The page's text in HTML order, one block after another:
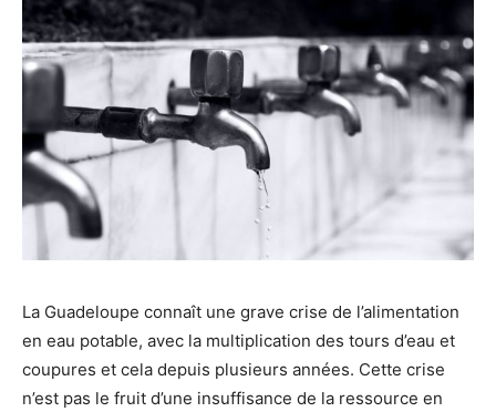
La Guadeloupe connaît une grave crise de l’alimentation
en eau potable, avec la multiplication des tours d’eau et
coupures et cela depuis plusieurs années. Cette crise
n’est pas le fruit d’une insuffisance de la ressource en